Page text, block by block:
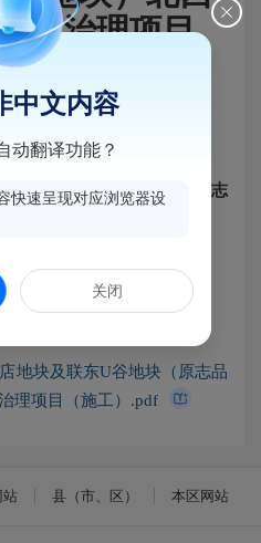
患治理项目
工）
：179
店地块及联东U谷地块（原志
治理项目（施工）
地块及联东U谷地块（原志品
理项目（施工）.pdf
站 县（市、区） 本区网站
中文内容
动翻译功能？
快速呈现对应浏览器设
关闭